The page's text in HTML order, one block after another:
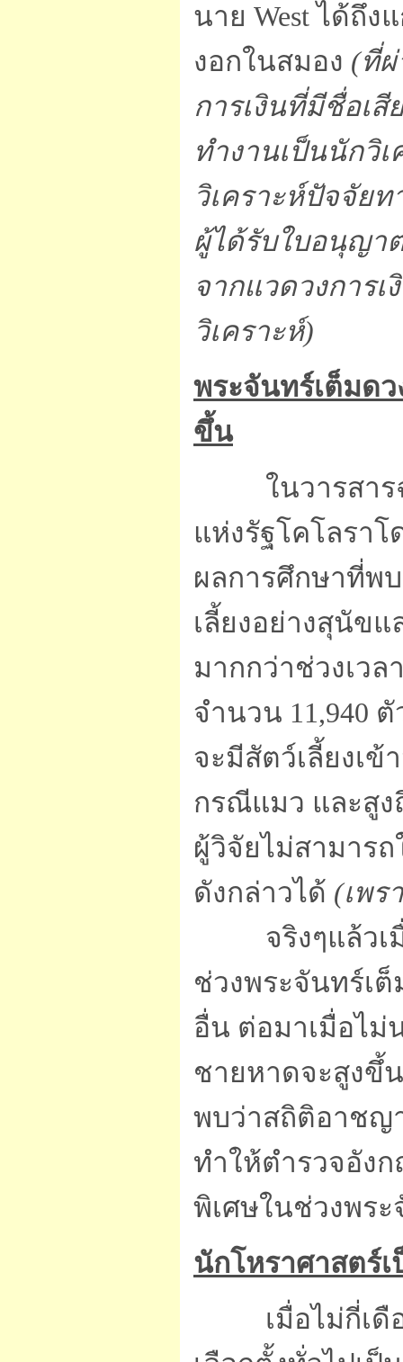
นาย West ได้ถึง
งอกในสมอง (ที่ผ่
การเงินที่มีชื่อเ
ทำงานเป็นนักวิ
วิเคราะห์ปัจจัย
ผู้ได้รับใบอนุญา
จากแวดวงการ
วิเคราะห์)
พระจันทร์เต็มด
ขึ้น
ในวารสารฉบั
แห่งรัฐโคโลราโ
ผลการศึกษาที่พ
เลี้ยงอย่างสุนัข
มากกว่าช่วงเว
จำนวน 11,940
จะมีสัตว์เลี้ยงเข้
กรณีแมว และสูง
ผู้วิจัยไม่สามาร
ดังกล่าวได้ (เพร
จริงๆแล้วเมื่อ
ช่วงพระจันทร์เ
อื่น ต่อมาเมื่อไ
ชายหาดจะสูงขึ้
พบว่าสถิติอาชญ
ทำให้ตำรวจอัง
พิเศษในช่วงพร
นักโหราศาสตร์
เมื่อไม่กี่เดือน